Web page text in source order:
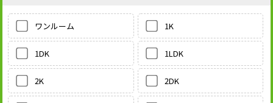
ワンルーム 1K
1DK 1LDK
2K 2DK